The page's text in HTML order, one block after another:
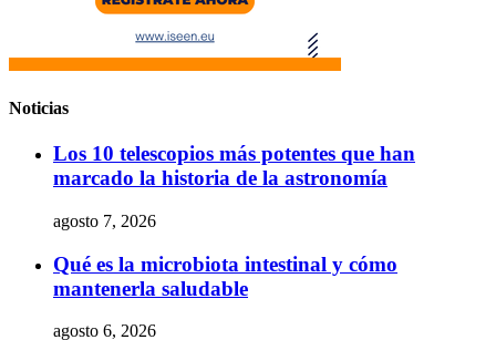
Noticias
Los 10 telescopios más potentes que han
marcado la historia de la astronomía
agosto 7, 2026
Qué es la microbiota intestinal y cómo
mantenerla saludable
agosto 6, 2026